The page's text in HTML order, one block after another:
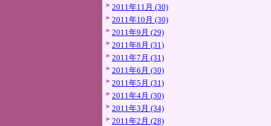
2011年11月 (30)
2011年10月 (30)
2011年9月 (29)
2011年8月 (31)
2011年7月 (31)
2011年6月 (30)
2011年5月 (31)
2011年4月 (30)
2011年3月 (34)
2011年2月 (28)